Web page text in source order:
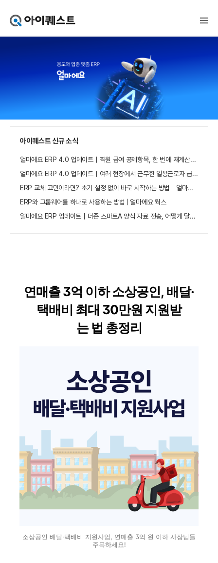
퀘
얼
마
가
기
아이퀘스트 신규 소식
얼마에요 ERP 4.0 업데이트｜직원 급여 공제항목, 한 번에 재계산하세요
얼마에요 ERP 4.0 업데이트｜여러 현장에서 근무한 일용근로자 급여, 현장별로 선택 수집하세요
ERP 교체 고민이라면? 초기 설정 없이 바로 시작하는 방법｜얼마에요 ERP
ERP와 그룹웨어를 하나로 사용하는 방법 | 얼마에요 웍스
얼마에요 ERP 업데이트｜더존 스마트A 양식 자료 전송, 어떻게 달라졌나요?
연매출 3억 이하 소상공인, 배달·
택배비 최대 30만원 지원받
는 법 총정리
소상공인 배달·택배비 지원사업, 연매출 3억 원 이하 사장님들
주목하세요!